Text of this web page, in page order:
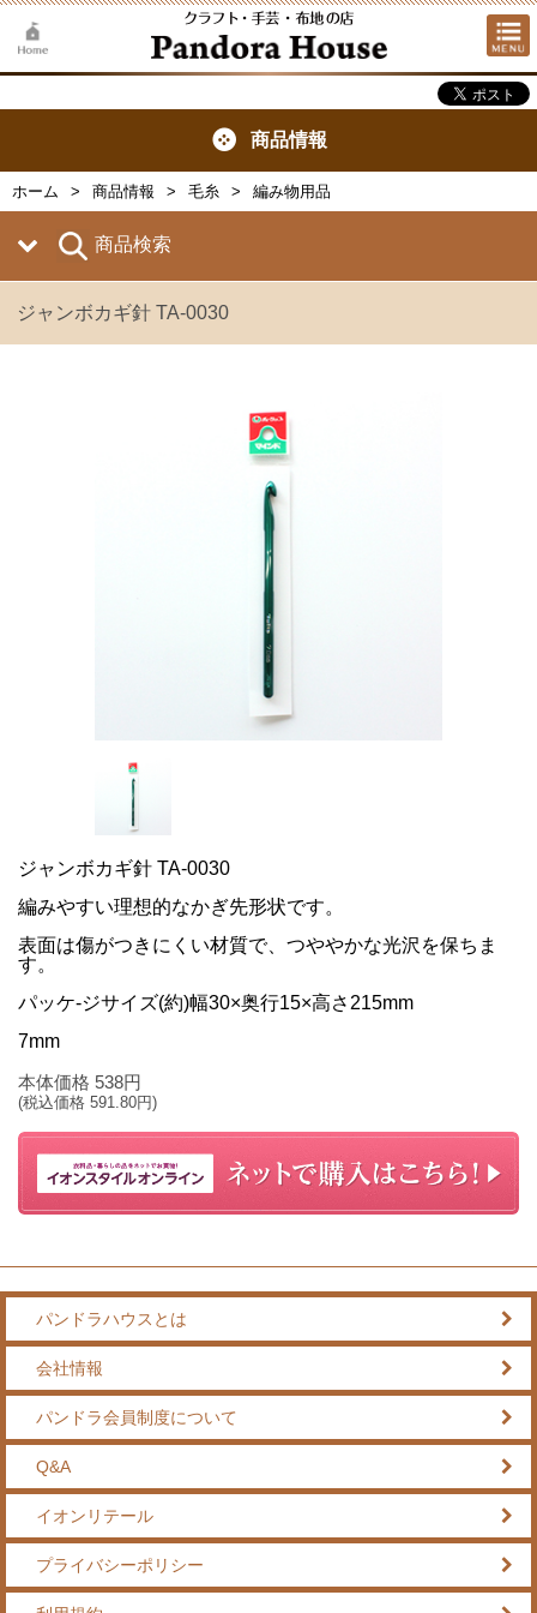
商品情報
ホーム 商品情報 毛糸 編み物用品
商品検索
ジャンボカギ針 TA-0030
ジャンボカギ針 TA-0030
編みやすい理想的なかぎ先形状です。
表面は傷がつきにくい材質で、つややかな光沢を保ちま
す。
パッケ-ジサイズ(約)幅30×奥行15×高さ215mm
7mm
本体価格 538円
(税込価格 591.80円)
パンドラハウスとは
会社情報
パンドラ会員制度について
Q&A
イオンリテール
プライバシーポリシー